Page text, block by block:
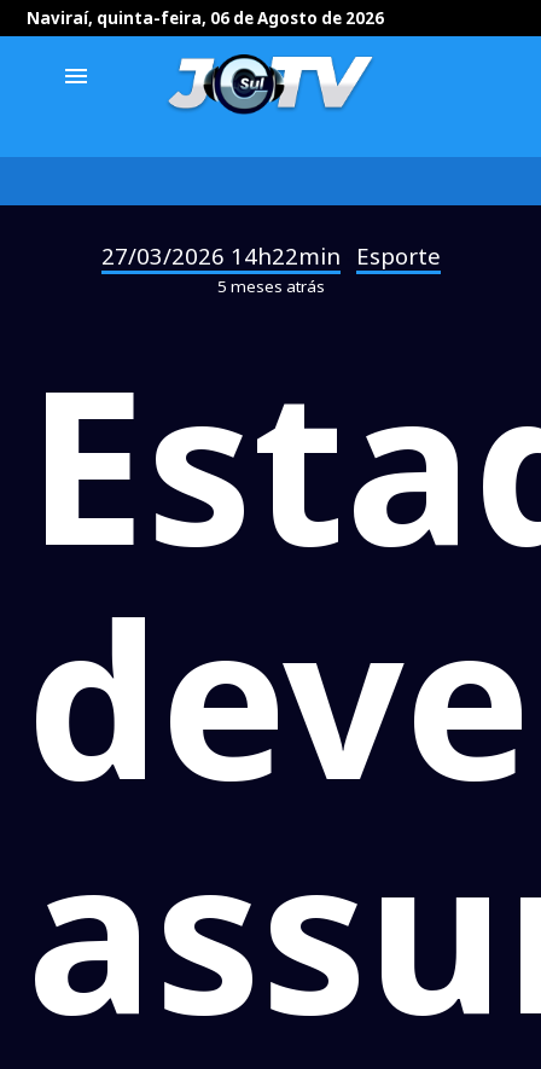
Naviraí, quinta-feira, 06 de Agosto de 2026
menu
27/03/2026 14h22min Esporte
5 meses atrás
deve